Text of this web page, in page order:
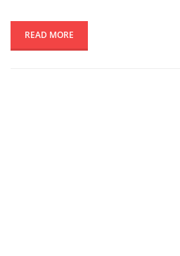
READ MORE